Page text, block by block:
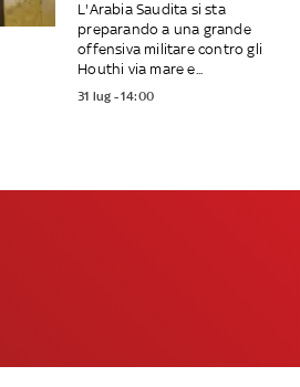
L'Arabia Saudita si sta
preparando a una grande
offensiva militare contro gli
Houthi via mare e...
31 lug - 14:00